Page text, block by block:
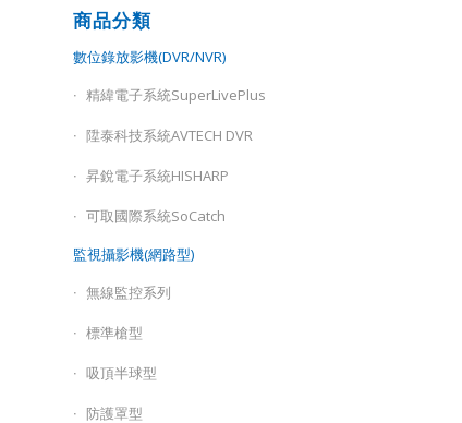
商品分類
數位錄放影機(DVR/NVR)
精緯電子系統SuperLivePlus
陞泰科技系統AVTECH DVR
昇銳電子系統HISHARP
可取國際系統SoCatch
監視攝影機(網路型)
無線監控系列
標準槍型
吸頂半球型
防護罩型